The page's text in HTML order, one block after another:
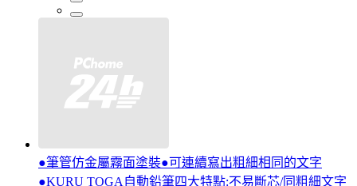
●筆管仿金屬霧面塗裝●可連續寫出粗細相同的文字
●KURU TOGA自動鉛筆四大特點:不易斷芯/同粗細文字